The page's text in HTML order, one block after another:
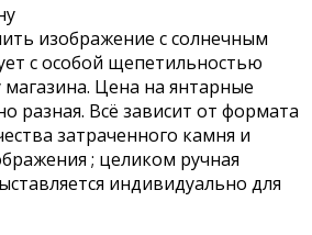
изображение с солнечным
с особой щепетильностью
Цена на янтарные
разная. Всё зависит от формата
затраченного камня и
; целиком ручная
индивидуально для